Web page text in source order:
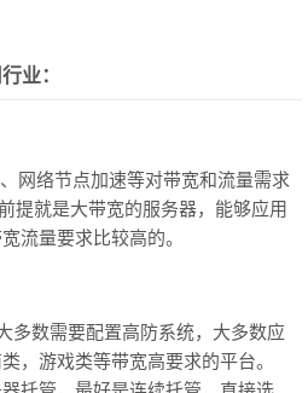
业：
网络节点加速等对带宽和流量需求
提就是大带宽的服务器，能够应用
流量要求比较高的。
多数需要配置高防系统，大多数应
，游戏类等带宽高要求的平台。